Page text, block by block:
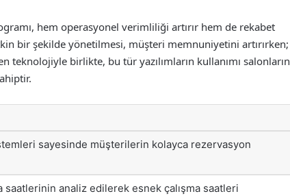
hem operasyonel verimliliği artırır hem de rekabet
bir şekilde yönetilmesi, müşteri memnuniyetini artırırken;
teknolojiyle birlikte, bu tür yazılımların kullanımı salonların
sayesinde müşterilerin kolayca rezervasyon
saatlerinin analiz edilerek esnek çalışma saatleri